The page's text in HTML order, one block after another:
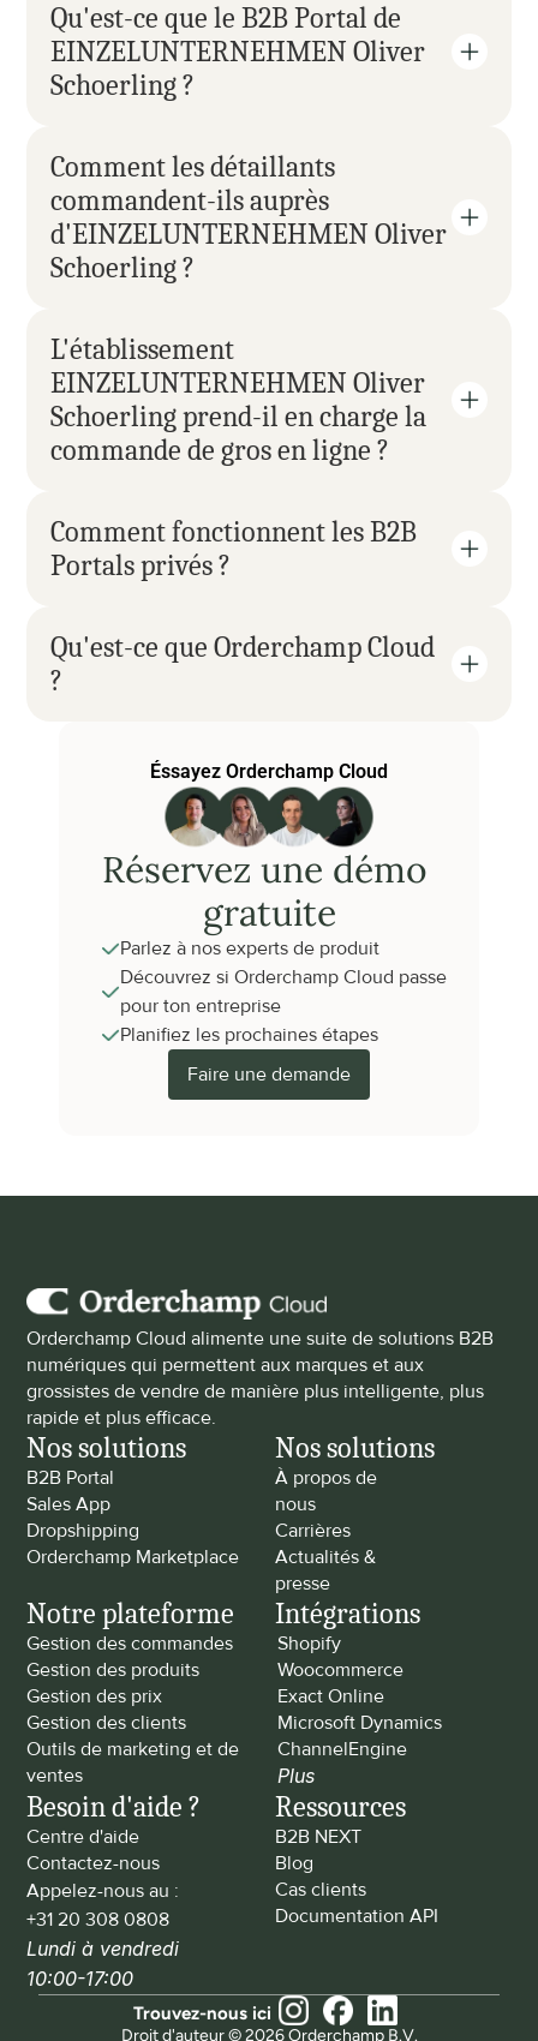
Qu'est-ce que le B2B Portal de
EINZELUNTERNEHMEN Oliver
Schoerling ?
Comment les détaillants
commandent-ils auprès
d'EINZELUNTERNEHMEN Oliver
Schoerling ?
L'établissement
EINZELUNTERNEHMEN Oliver
Schoerling prend-il en charge la
commande de gros en ligne ?
Comment fonctionnent les B2B
Portals privés ?
Qu'est-ce que Orderchamp Cloud
?
Éssayez Orderchamp Cloud
Réservez une démo
gratuite
Parlez à nos experts de produit
Découvrez si Orderchamp Cloud passe
pour ton entreprise
Planifiez les prochaines étapes
Faire une demande
Orderchamp Cloud alimente une suite de solutions B2B
numériques qui permettent aux marques et aux
grossistes de vendre de manière plus intelligente, plus
rapide et plus efficace.
Nos solutions
B2B Portal
Sales App
Dropshipping
Orderchamp Marketplace
Nos solutions
À propos de
nous
Carrières
Actualités &
presse
Notre plateforme
Gestion des commandes
Gestion des produits
Gestion des prix
Gestion des clients
Outils de marketing et de
ventes
Intégrations
Shopify
Woocommerce
Exact Online
Microsoft Dynamics
ChannelEngine
Plus
Besoin d'aide ?
Centre d'aide
Contactez-nous
Appelez-nous au :
+31 20 308 0808
Lundi à vendredi
10:00-17:00
Ressources
B2B NEXT
Blog
Cas clients
Documentation API
Droit d'auteur © 2026 Orderchamp B.V.
Trouvez-nous ici